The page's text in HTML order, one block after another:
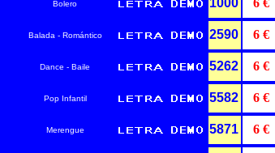
Bolero 1000 6 €
Balada - Romántico 2590 6 €
Dance - Baile 5262 6 €
Pop Infantil 5582 6 €
Merengue 5871 6 €